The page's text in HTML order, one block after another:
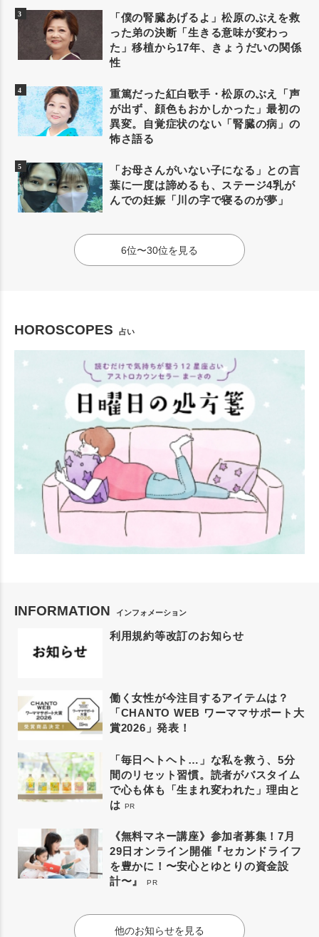
「僕の腎臓あげるよ」松原のぶえを救
った弟の決断「生きる意味が変わっ
た」移植から17年、きょうだいの関係
性
重篤だった紅白歌手・松原のぶえ「声
が出ず、顔色もおかしかった」最初の
異変。自覚症状のない「腎臓の病」の
怖さ語る
「お母さんがいない子になる」との言
葉に一度は諦めるも、ステージ4乳が
んでの妊娠「川の字で寝るのが夢」
6位〜30位を見る
HOROSCOPES 占い
INFORMATION インフォメーション
利用規約等改訂のお知らせ
働く女性が今注目するアイテムは？
「CHANTO WEB ワーママサポート大
賞2026」発表！
「毎日ヘトヘト…」な私を救う、5分
間のリセット習慣。読者がバスタイム
で心も体も「生まれ変われた」理由と
は PR
《無料マネー講座》参加者募集！7月
29日オンライン開催『セカンドライフ
を豊かに！〜安心とゆとりの資金設
計〜』
PR
他のお知らせを見る